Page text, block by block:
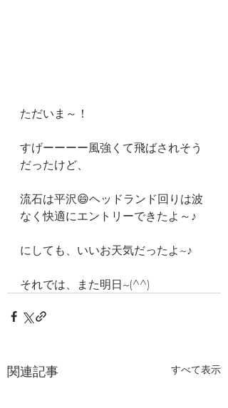
ただいま～！
すげーーーー風強くて飛ばされそう
だったけど、
流石は平沢😄ヘッドランド回りは波
なく快適にエントリーできたよ～♪
にしても、いいお天気だったよ~♪
それでは、また明日~(^^)
関連記事 すべて表示